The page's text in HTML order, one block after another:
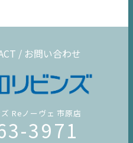
/ お問い合わせ
Reノーヴェ 市原店
3971